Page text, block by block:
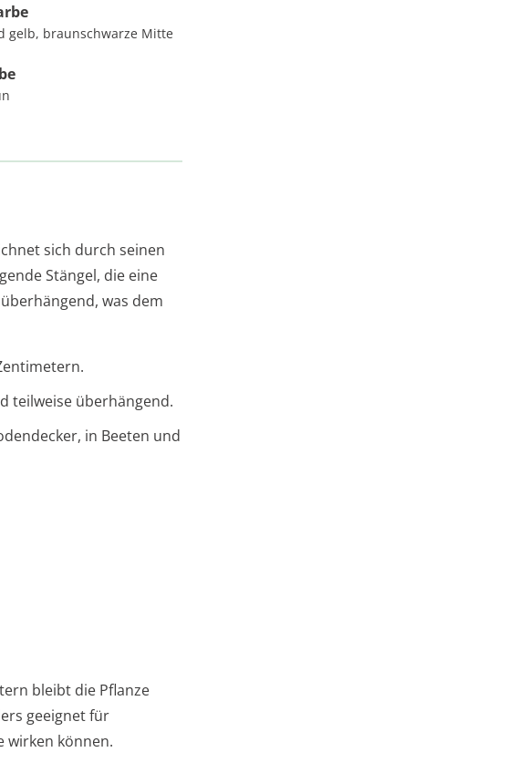
gelb, braunschwarze Mitte
sich durch seinen
Stängel, die eine
was dem
teilweise überhängend.
in Beeten und
bleibt die Pflanze
geeignet für
wirken können.